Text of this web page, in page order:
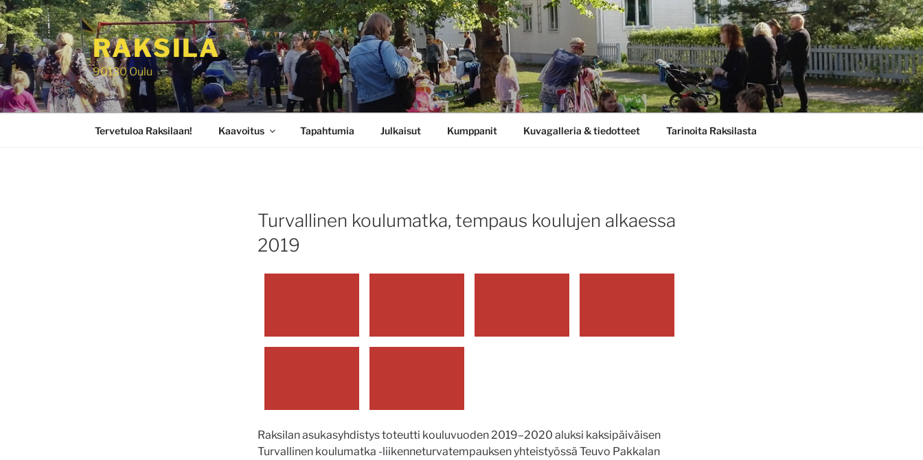
Siirry
sisältöön
RAKSILA
90130 Oulu
Tervetuloa Raksilaan! Kaavoitus Tapahtumia Julkaisut Kumppanit Kuvagalleria & tiedotteet Tarinoita Raksilasta
Turvallinen koulumatka, tempaus koulujen alkaessa
2019
Raksilan asukasyhdistys toteutti kouluvuoden 2019–2020 aluksi kaksipäiväisen
Turvallinen koulumatka -liikenneturvatempauksen yhteistyössä Teuvo Pakkalan